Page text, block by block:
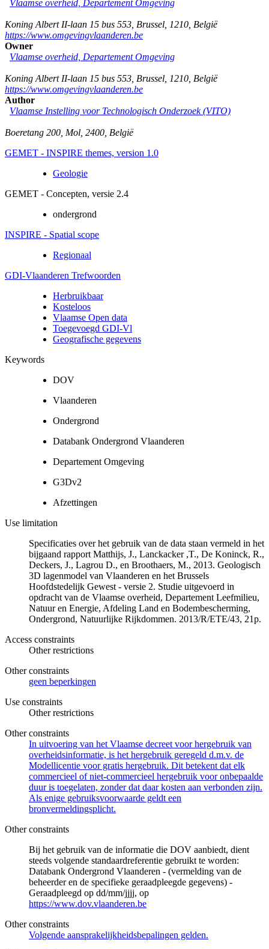
Vlaamse overheid, Departement Omgeving
Koning Albert II-laan 15 bus 553 Brussel 1210 België
https://www.omgevingvlaanderen.be
Owner
Vlaamse overheid, Departement Omgeving
Koning Albert II-laan 15 bus 553 Brussel 1210 België
https://www.omgevingvlaanderen.be
Author
Vlaamse Instelling voor Technologisch Onderzoek (VITO)
Boeretang 200 Mol 2400 België
GEMET - INSPIRE themes, version 1.0
Geologie
GEMET - Concepten, versie 2.4
ondergrond
INSPIRE - Spatial scope
Regionaal
GDI-Vlaanderen Trefwoorden
Herbruikbaar
Kosteloos
Vlaamse Open data
Toegevoegd GDI-Vl
Geografische gegevens
Keywords
DOV
Vlaanderen
Ondergrond
Databank Ondergrond Vlaanderen
Departement Omgeving
G3Dv2
Afzettingen
Use limitation
Specificaties over het gebruik van de data staan vermeld in het
bijgaand rapport Matthijs, J., Lanckacker ,T., De Koninck, R.,
Deckers, J., Lagrou D., en Broothaers, M., 2013. Geologisch
3D lagenmodel van Vlaanderen en het Brussels
Hoofdstedelijk Gewest - versie 2. Studie uitgevoerd in
opdracht van de Vlaamse overheid, Departement Leefmilieu,
Natuur en Energie, Afdeling Land en Bodembescherming,
Ondergrond, Natuurlijke Rijkdommen. 2013/R/ETE/43, 21p.
Access constraints
Other restrictions
Other constraints
geen beperkingen
Use constraints
Other restrictions
Other constraints
In uitvoering van het Vlaamse decreet voor hergebruik van
overheidsinformatie, is het hergebruik geregeld d.m.v. de
Modellicentie voor gratis hergebruik. Dit betekent dat elk
commercieel of niet-commercieel hergebruik voor onbepaalde
duur is toegelaten, zonder dat daar kosten aan verbonden zijn.
Als enige gebruiksvoorwaarde geldt een
bronvermeldingsplicht.
Other constraints
Bij het gebruik van de informatie die DOV aanbiedt, dient
steeds volgende standaardreferentie gebruikt te worden:
Databank Ondergrond Vlaanderen - (vermelding van de
beheerder en de specifieke geraadpleegde gegevens) -
Geraadpleegd op dd/mm/jjjj, op
https://www.dov.vlaanderen.be
Other constraints
Volgende aansprakelijkheidsbepalingen gelden.